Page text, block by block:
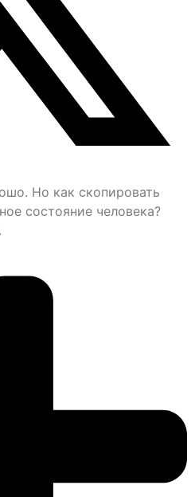
Но как скопировать
состояние человека?